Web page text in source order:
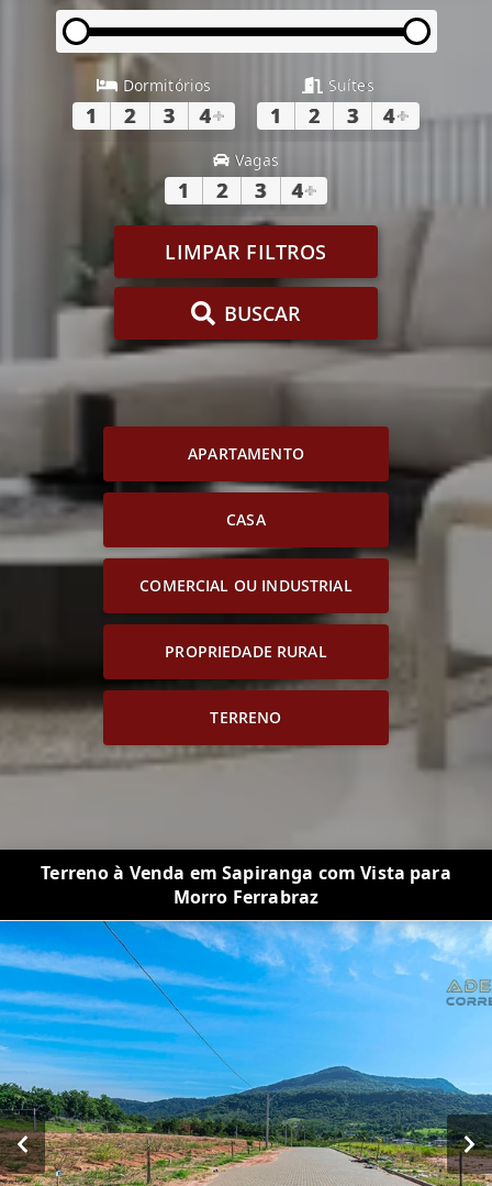
Dormitórios
1 2 3 4+
Suítes
1 2 3 4+
Vagas
1 2 3 4+
LIMPAR FILTROS
BUSCAR
APARTAMENTO
CASA
COMERCIAL OU INDUSTRIAL
PROPRIEDADE RURAL
TERRENO
Terreno à Venda em Sapiranga com Vista para
Morro Ferrabraz